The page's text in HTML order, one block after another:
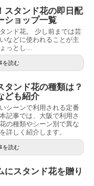
スタンド花の即日配
ショップ一覧
ンド花。 少し前までは芸
などに使われることが主
っとし...
を読む
タンド花の種類は？
ども紹介
シーンで利用される定番
記事では、大阪で利用さ
の種類やシーン別で異な
詳しく紹介します。
を読む
にスタンド花を贈り